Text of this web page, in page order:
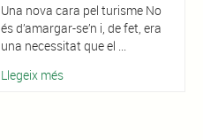
Una nova cara pel turisme No
és d’amargar-se’n i, de fet, era
una necessitat que el ...
Llegeix més